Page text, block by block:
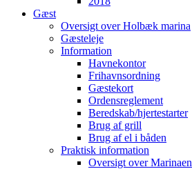
Gæst
Oversigt over Holbæk marina
Gæsteleje
Information
Havnekontor
Frihavnsordning
Gæstekort
Ordensreglement
Beredskab/hjertestarter
Brug af grill
Brug af el i båden
Praktisk information
Oversigt over Marinaen